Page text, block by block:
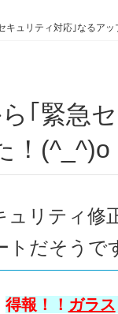
キュリティ対応｣なるア
！(^_^)o
ュリティ修
トだそうで
得報！！ ガラス